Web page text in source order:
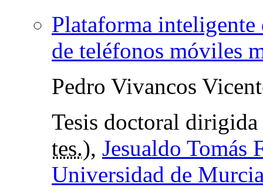
Plataforma inteligente
de teléfonos móviles
Pedro Vivancos
Tesis doctoral
tes.), Jesualdo Tomás
Universidad de